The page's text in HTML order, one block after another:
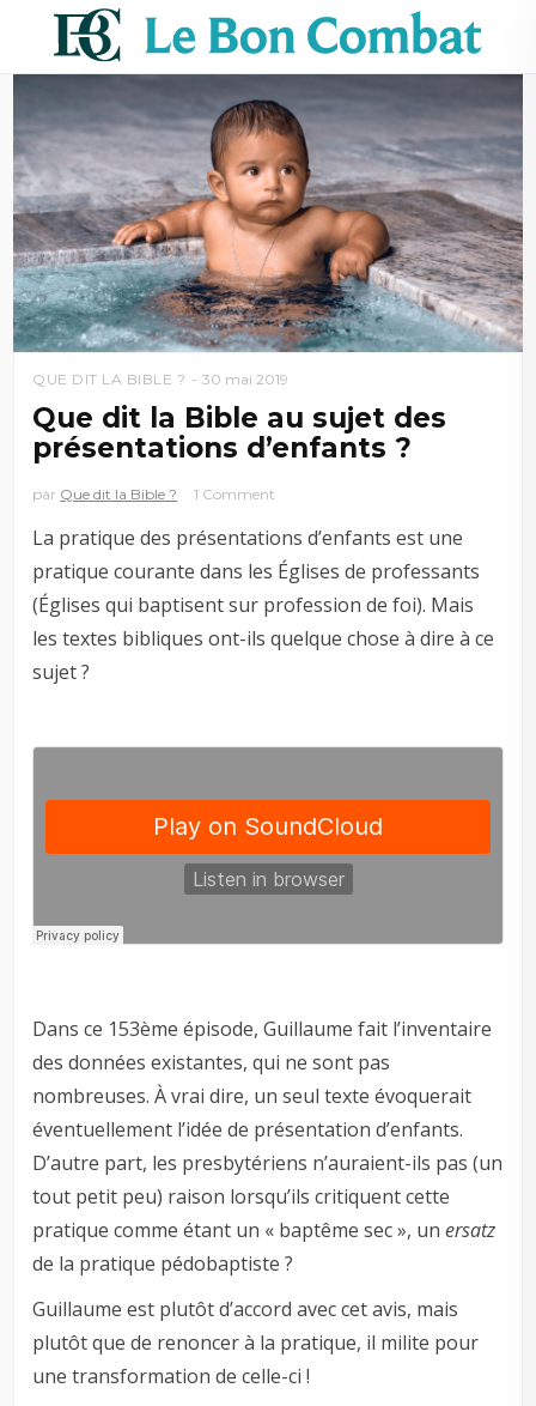
QUE DIT LA BIBLE ? 30 mai 2019
Que dit la Bible au sujet des
présentations d’enfants ?
par Que dit la Bible ? 1 Comment
La pratique des présentations d’enfants est une
pratique courante dans les Églises de professants
(Églises qui baptisent sur profession de foi). Mais
les textes bibliques ont-ils quelque chose à dire à ce
sujet ?
Dans ce 153ème épisode, Guillaume fait l’inventaire
des données existantes, qui ne sont pas
nombreuses. À vrai dire, un seul texte évoquerait
éventuellement l’idée de présentation d’enfants.
D’autre part, les presbytériens n’auraient-ils pas (un
tout petit peu) raison lorsqu’ils critiquent cette
pratique comme étant un « baptême sec », unersatz
de la pratique pédobaptiste ?
Guillaume est plutôt d’accord avec cet avis, mais
plutôt que de renoncer à la pratique, il milite pour
une transformation de celle-ci !